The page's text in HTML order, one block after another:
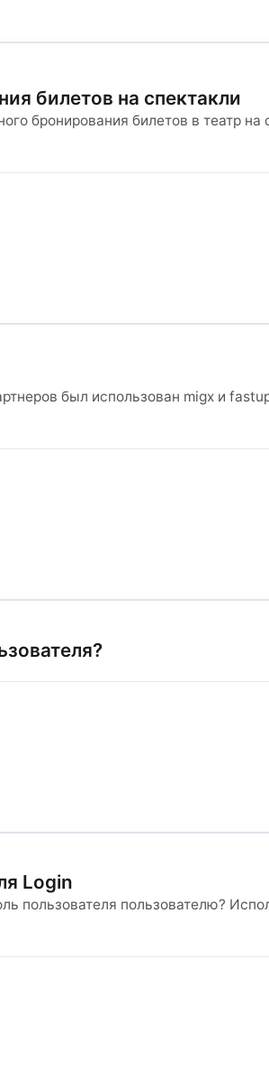
билетов на спектакли
бронирования билетов в театр
был использован migx и
Login
пользователя пользователю?